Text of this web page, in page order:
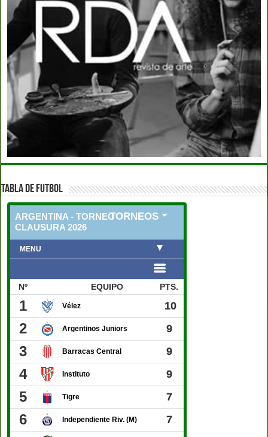
TABLA DE FUTBOL